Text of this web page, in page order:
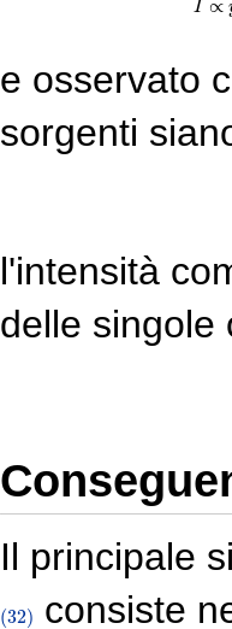
I ∝
e osservato
sorgenti
l'intensità
delle singole
Il principale
(32)
(32)
consiste